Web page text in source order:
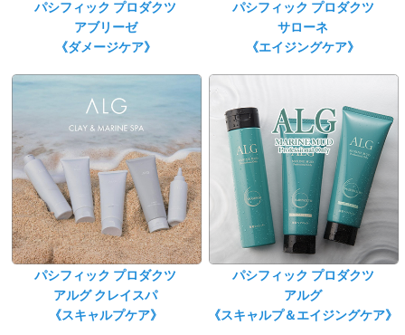
パシフィック プロダクツ
アブリーゼ
《ダメージケア》
パシフィック プロダクツ
サローネ
《エイジングケア》
パシフィック プロダクツ
アルグ クレイスパ
《スキャルプケア》
パシフィック プロダクツ
アルグ
《スキャルプ＆エイジングケア》